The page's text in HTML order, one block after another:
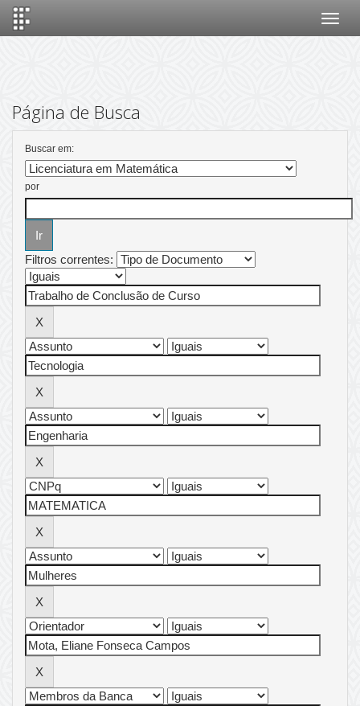
Página de Busca
Buscar em:
por
Filtros correntes: